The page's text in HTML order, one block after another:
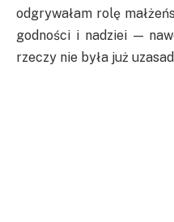
odgrywałam rolę
godności i nadziei —
rzeczy nie była już